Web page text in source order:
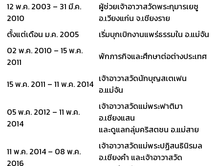
12 พ.ค. 2003 – 31 มี.ค.
2010
ผู้ช่วยเจ้าอาวาสวัดพระกุมารเยซู
อ.เวียงแก่น จ.เชียงราย
ตั้งแต่เดือน ม.ค. 2005
เริ่มบุกเบิกงานแพร่ธรรมใน อ.แม่จัน
02 พ.ค. 2010 – 15 พ.ค.
2011
พักภารกิจและศึกษาต่อต่างประเทศ
15 พ.ค. 2011 – 11 พ.ค. 2014 เจ้าอาวาสวัดนักบุญสเตเฟน
อ.แม่จัน
05 พ.ค. 2012 – 11 พ.ค.
2014
เจ้าอาวาสวัดแม่พระฟาติมา
อ.เชียงแสน
และดูแลกลุ่มคริสตชน อ.แม่สาย
11 พ.ค. 2014 – 08 พ.ค.
2016
เจ้าอาวาสวัดแม่พระปฏิสนธินิรมล
อ.เชียงคำ และเจ้าอาวาสวัด